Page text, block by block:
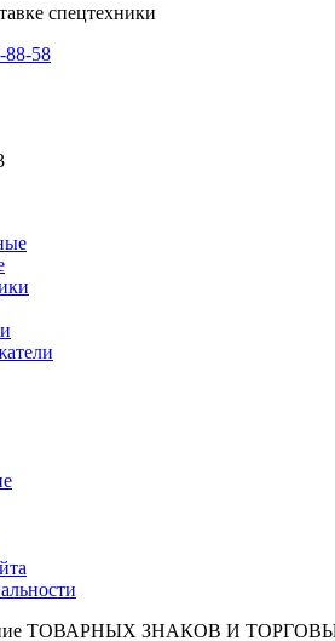
спецтехники
88-58
ТОВАРНЫХ ЗНАКОВ И ТОРГОВЫХ